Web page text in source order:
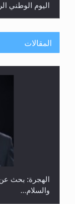
اليوم الوطني
إتمام حفظ
المقالات
الهجرة: بحث عن
والسلام...